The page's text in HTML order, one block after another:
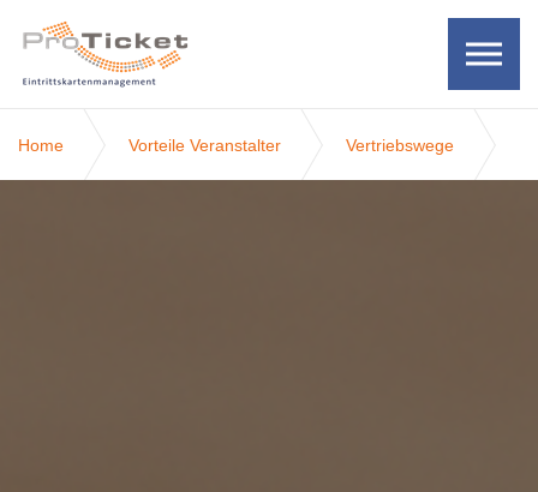
Home Vorteile Veranstalter Vertriebswege